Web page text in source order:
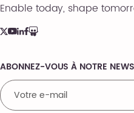
Enable today, shape
Comments
ABONNEZ-VOUS À NOTRE